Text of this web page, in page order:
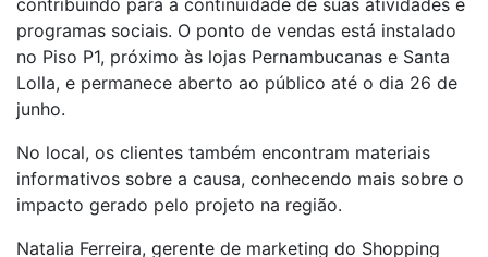
contribuindo para a continuidade de suas atividades e
programas sociais. O ponto de vendas está instalado
no Piso P1, próximo às lojas Pernambucanas e Santa
Lolla, e permanece aberto ao público até o dia 26 de
junho.
No local, os clientes também encontram materiais
informativos sobre a causa, conhecendo mais sobre o
impacto gerado pelo projeto na região.
Natalia Ferreira, gerente de marketing do Shopping